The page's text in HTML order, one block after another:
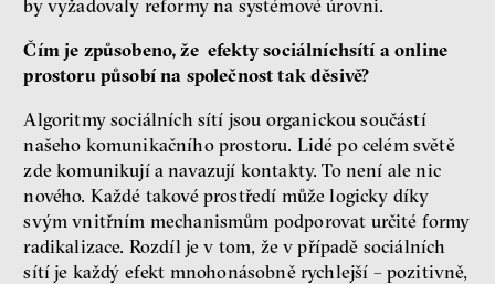
by vyžadovaly reformy na systémové úrovni.
Čím je způsobeno, že efekty sociálníchsítí a online
prostoru působí na společnost tak děsivě?
Algoritmy sociálních sítí jsou organickou součástí
našeho komunikačního prostoru. Lidé po celém světě
zde komunikují a navazují kontakty. To není ale nic
nového. Každé takové prostředí může logicky díky
svým vnitřním mechanismům podporovat určité formy
radikalizace. Rozdíl je v tom, že v případě sociálních
sítí je každý efekt mnohonásobně rychlejší – pozitivně,